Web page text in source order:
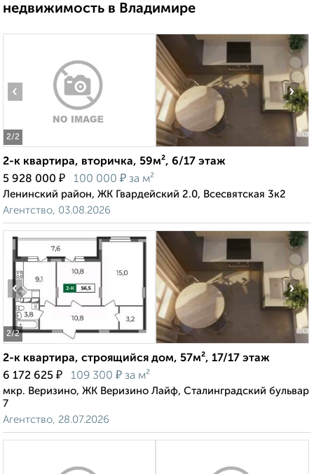
недвижимость в Владимире
2/2
‹ ›
2-к квартира, вторичка, 59м², 6/17 этаж
5 928 000 ₽ 100 000 ₽ за м²
Ленинский район, ЖК Гвардейский 2.0, Всесвятская 3к2
Агентство, 03.08.2026
2/2
‹ ›
2-к квартира, строящийся дом, 57м², 17/17 этаж
6 172 625 ₽ 109 300 ₽ за м²
мкр. Веризино, ЖК Веризино Лайф, Сталинградский бульвар
7
Агентство, 28.07.2026